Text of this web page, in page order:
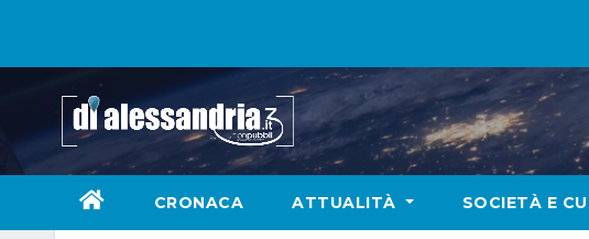
CRONACA ATTUALITÀ SOCIETÀ E